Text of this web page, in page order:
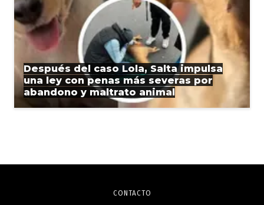
Después del caso Lola, Salta impulsa
una ley con penas más severas por
abandono y maltrato animal
CONTACTO